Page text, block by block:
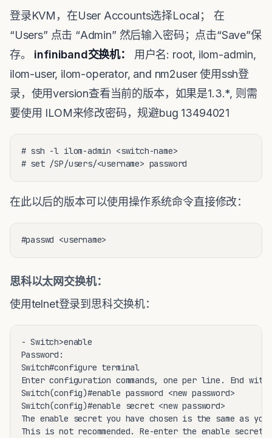
登录KVM，在User Accounts选择Local； 在
“Users” 点击 “Admin” 然后输入密码；点击“Save”保
存。 infiniband交换机：
用户名: root, ilom-admin,
ilom-user, ilom-operator, and nm2user 使用ssh登
录，使用version查看当前的版本，如果是1.3.*, 则需
要使用 ILOM来修改密码，规避bug 13494021
# ssh -l ilom-admin <switch-name>
# set /SP/users/<username> password
在此以后的版本可以使用操作系统命令直接修改：
#passwd <username>
思科以太网交换机：
使用telnet登录到思科交换机：
- Switch>enable
Password:
Switch#configure terminal
Enter configuration commands, one per line. End with
Switch(config)#enable password <new password>
Switch(config)#enable secret <new password>
The enable secret you have chosen is the same as
This is not recommended. Re-enter the enable secret.